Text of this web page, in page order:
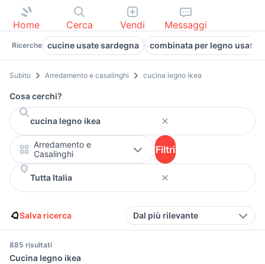
Home Cerca Vendi Messaggi
Ricerche cucine usate sardegna combinata per legno usata
Subito Arredamento e casalinghi cucina legno ikea
Cosa cerchi?
Arredamento e
Casalinghi
Filtri
Salva ricerca Dal più rilevante
885 risultati
Cucina legno ikea